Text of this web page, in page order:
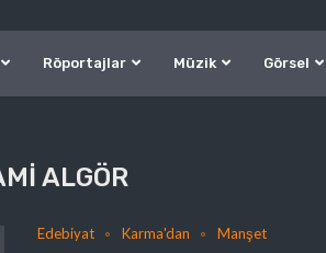
Röportajlar Müzik Görsel
ALGÖR
Edebiyat Karma'dan Manşet